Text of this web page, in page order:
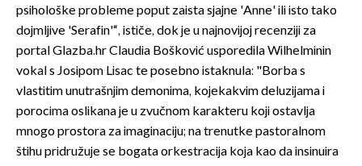
psihološke probleme poput zaista sjajne 'Anne' ili isto tako
dojmljive 'Serafin'“, ističe, dok je u najnovijoj recenziji za
portal Glazba.hr Claudia Bošković usporedila Wilhelminin
vokal s Josipom Lisac te posebno istaknula: "Borba s
vlastitim unutrašnjim demonima, kojekakvim deluzijama i
porocima oslikana je u zvučnom karakteru koji ostavlja
mnogo prostora za imaginaciju; na trenutke pastoralnom
štihu pridružuje se bogata orkestracija koja kao da insinuira